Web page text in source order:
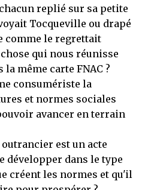
replié sur sa petite
Tocqueville ou drapé
comme le regrettait
qui nous réunisse
même carte FNAC ?
consumériste la
et normes sociales
avancer en terrain
est un acte
développer dans le type
créent les normes et qu'il